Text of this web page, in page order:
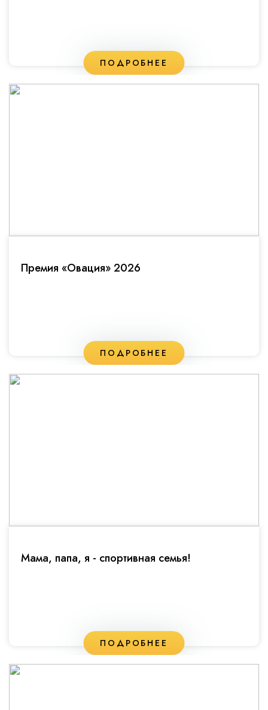
ПОДРОБНЕЕ
Премия «Овация» 2026
ПОДРОБНЕЕ
Мама, папа, я - спортивная семья!
ПОДРОБНЕЕ